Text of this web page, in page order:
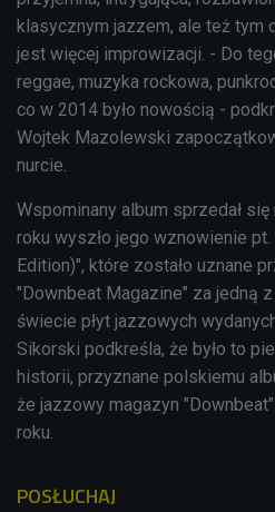
klasycznym jazzem, ale też tym
jest więcej improwizacji. - Do
reggae, muzyka rockowa,
co w 2014 było nowością -
Wojtek Mazolewski
nurcie.
Wspominany album sprzedał się
roku wyszło jego wznowienie
Edition)", które zostało uznane
"Downbeat Magazine" za jedną
świecie płyt jazzowych
Sikorski podkreśla, że było to
historii, przyznane polskiemu
że jazzowy magazyn
roku.
POSŁUCHAJ